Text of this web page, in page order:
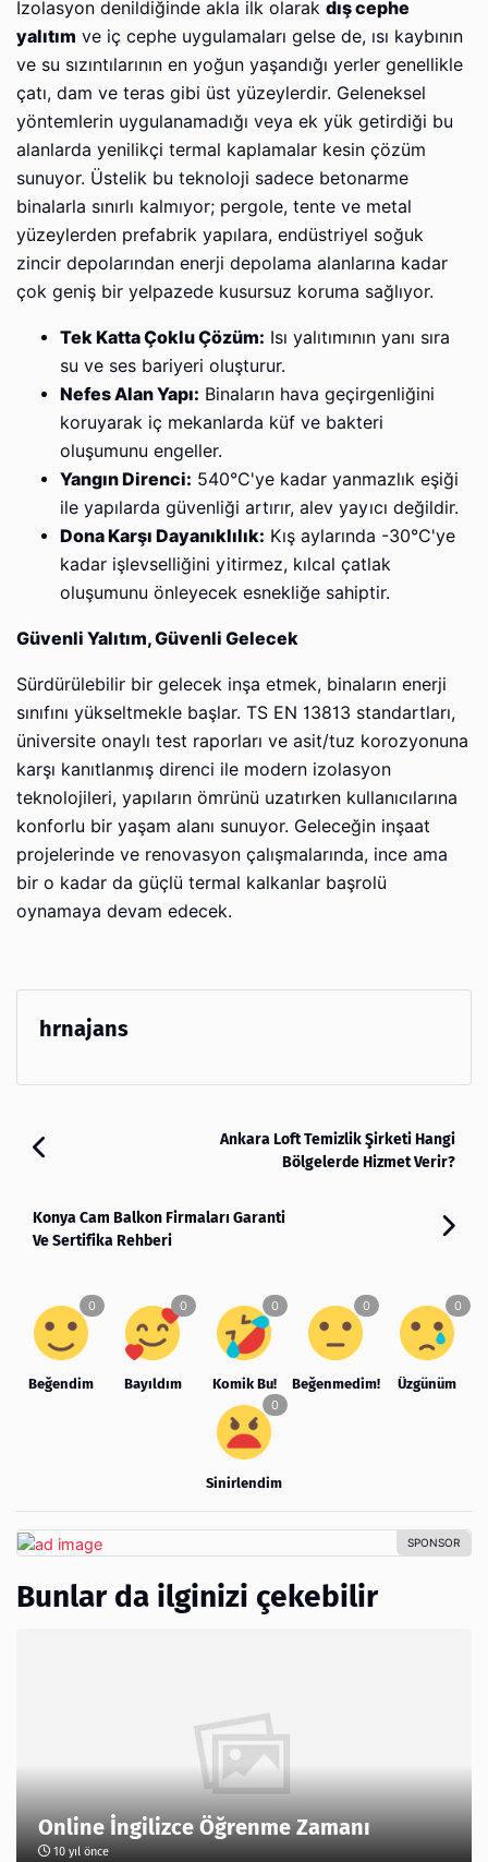
İzolasyon denildiğinde akla ilk olarak dış cephe
yalıtım ve iç cephe uygulamaları gelse de, ısı kaybının
ve su sızıntılarının en yoğun yaşandığı yerler genellikle
çatı, dam ve teras gibi üst yüzeylerdir. Geleneksel
yöntemlerin uygulanamadığı veya ek yük getirdiği bu
alanlarda yenilikçi termal kaplamalar kesin çözüm
sunuyor. Üstelik bu teknoloji sadece betonarme
binalarla sınırlı kalmıyor; pergole, tente ve metal
yüzeylerden prefabrik yapılara, endüstriyel soğuk
zincir depolarından enerji depolama alanlarına kadar
çok geniş bir yelpazede kusursuz koruma sağlıyor.
Tek Katta Çoklu Çözüm: Isı yalıtımının yanı sıra
su ve ses bariyeri oluşturur.
Nefes Alan Yapı: Binaların hava geçirgenliğini
koruyarak iç mekanlarda küf ve bakteri
oluşumunu engeller.
Yangın Direnci: 540°C'ye kadar yanmazlık eşiği
ile yapılarda güvenliği artırır, alev yayıcı değildir.
Dona Karşı Dayanıklılık: Kış aylarında -30°C'ye
kadar işlevselliğini yitirmez, kılcal çatlak
oluşumunu önleyecek esnekliğe sahiptir.
Güvenli Yalıtım, Güvenli Gelecek
Sürdürülebilir bir gelecek inşa etmek, binaların enerji
sınıfını yükseltmekle başlar. TS EN 13813 standartları,
üniversite onaylı test raporları ve asit/tuz korozyonuna
karşı kanıtlanmış direnci ile modern izolasyon
teknolojileri, yapıların ömrünü uzatırken kullanıcılarına
konforlu bir yaşam alanı sunuyor. Geleceğin inşaat
projelerinde ve renovasyon çalışmalarında, ince ama
bir o kadar da güçlü termal kalkanlar başrolü
oynamaya devam edecek.
hrnajans
Ankara Loft Temizlik Şirketi Hangi
Bölgelerde Hizmet Verir?
Konya Cam Balkon Firmaları Garanti
Ve Sertifika Rehberi
Beğendim Bayıldım Komik Bu! Beğenmedim! Üzgünüm
Sinirlendim
Bunlar da ilginizi çekebilir
Online İngilizce Öğrenme Zamanı
10 yıl önce